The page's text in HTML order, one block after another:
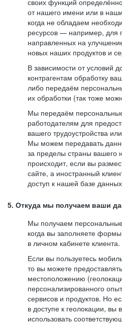
своих функций
от нашего имени или в
когда не обладаем
ресурсов — например, для
направленных на
новых наших продуктов и
В зависимости от условий
контрагентам обработку
либо передаём
их обработки (так тоже
Мы передаём
работодателям для
вашего трудоустройства
Мы можем передавать
за пределы страны вашего
происходит, если вы
сайте, а иностранный
доступ к нашей базе
5. Откуда мы получаем ваши
Мы получаем
когда вы заполняете
в личном кабинете клиента.
Если вы пользуетесь
то вы можете
местоположению
персонализированного
сервисов и продуктов. Но
в доступе к геолокации, вы
использовать